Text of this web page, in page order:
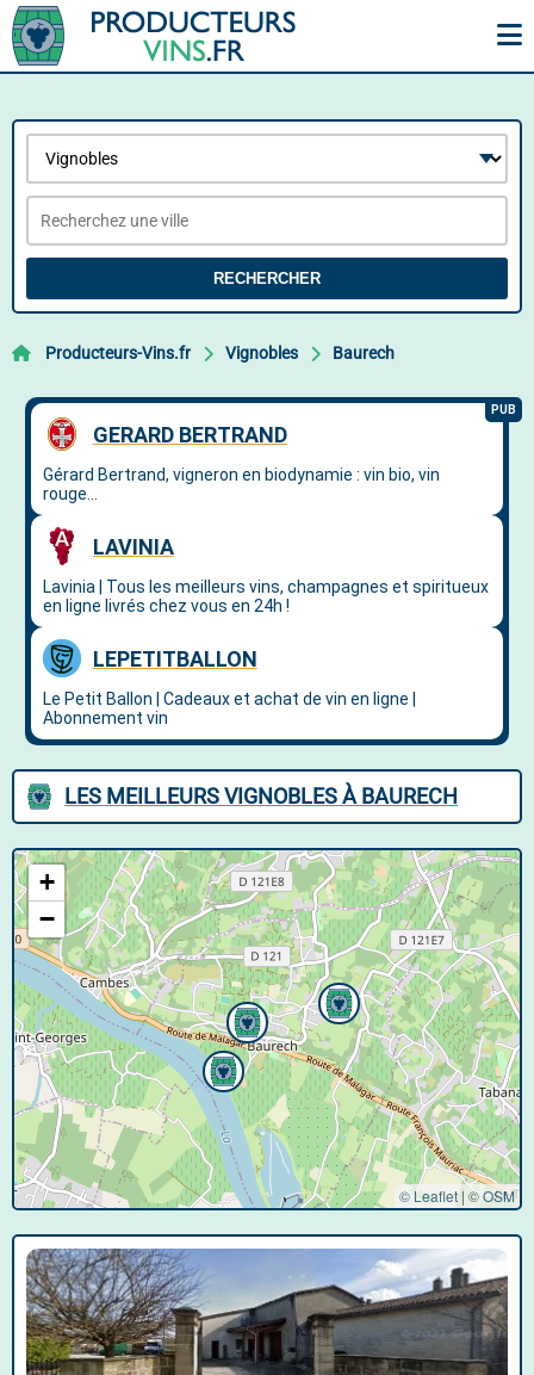
RECHERCHER
Producteurs-Vins.fr Vignobles Baurech
LES MEILLEURS VIGNOBLES À BAURECH
+
−
© Leaflet | ©OSM